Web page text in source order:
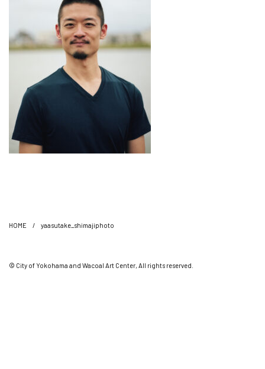
HOME / yaasutake_shimajiphoto
© City of Yokohama and Wacoal Art Center, All rights reserved.